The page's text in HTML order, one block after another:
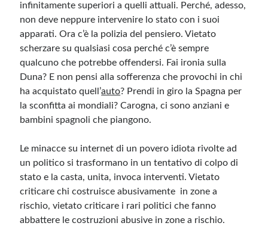
infinitamente superiori a quelli attuali. Perché, adesso,
non deve neppure intervenire lo stato con i suoi
apparati. Ora c’è la polizia del pensiero. Vietato
scherzare su qualsiasi cosa perché c’è sempre
qualcuno che potrebbe offendersi. Fai ironia sulla
Duna? E non pensi alla sofferenza che provochi in chi
ha acquistato quell’auto? Prendi in giro la Spagna per
la sconfitta ai mondiali? Carogna, ci sono anziani e
bambini spagnoli che piangono.
Le minacce su internet di un povero idiota rivolte ad
un politico si trasformano in un tentativo di colpo di
stato e la casta, unita, invoca interventi. Vietato
criticare chi costruisce abusivamente in zone a
rischio, vietato criticare i rari politici che fanno
abbattere le costruzioni abusive in zone a rischio.